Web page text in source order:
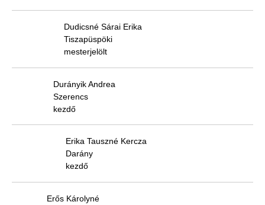
Dudicsné Sárai Erika
Tiszapüspöki
mesterjelölt
Durányik Andrea
Szerencs
kezdő
Erika Tauszné Kercza
Darány
kezdő
Erős Károlyné